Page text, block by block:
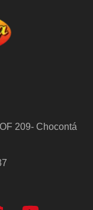
209- Chocontá